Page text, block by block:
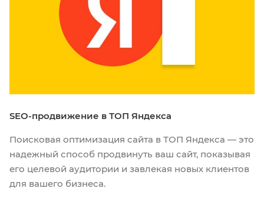
SEO-продвижение в ТОП Яндекса
Поисковая оптимизация сайта в ТОП Яндекса — это
надежный способ продвинуть ваш сайт, показывая
его целевой аудитории и завлекая новых клиентов
для вашего бизнеса.